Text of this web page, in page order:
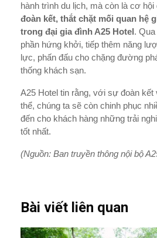
hành trình du lịch, mà còn là cơ hội
đoàn kết, thắt chặt mối quan hệ
trong đại gia đình A25 Hotel .
phần hứng khởi, tiếp thêm năng
lực, phấn đấu cho chặng đường
thống khách sạn.
A25 Hotel tin rằng, với sự đoàn kết
thể, chúng ta sẽ còn chinh phục
đến cho khách hàng những trải
tốt nhất.
(Nguồn: Ban truyền thông nội bộ
Bài viết liên quan